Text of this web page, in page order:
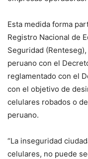
Esta medida forma
Registro Nacional de
Seguridad
peruano con el
reglamentado con el
con el objetivo de
celulares robados o
peruano.
“La inseguridad
celulares, no puede